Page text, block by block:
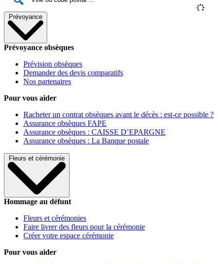
Prévoyance
Prévoyance obsèques
Prévision obsèques
Demander des devis comparatifs
Nos partenaires
Pour vous aider
Racheter un contrat obsèques avant le décès : est-ce possible ?
Assurance obsèques FAPE
Assurance obsèques : CAISSE D’EPARGNE
Assurance obsèques : La Banque postale
Fleurs et cérémonie
Hommage au défunt
Fleurs et cérémonies
Faire livrer des fleurs pour la cérémonie
Créer votre espace cérémonie
Pour vous aider